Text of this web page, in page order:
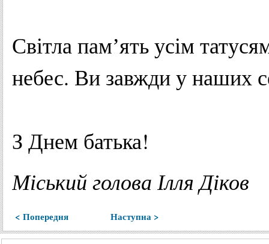
Світла памʼять усім
небес. Ви завжди у наших
З Днем батька!
Міський голова Ілля Діков
< Попередня Наступна >